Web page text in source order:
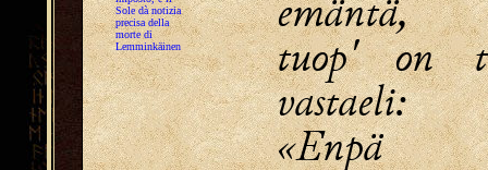
Sole dà notizia
precisa della
morte di
Lemminkäinen
emäntä,
tuop' on
vastaeli:
«Enpä